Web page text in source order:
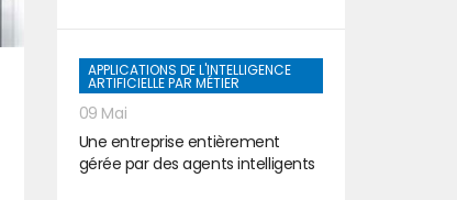
APPLICATIONS DE L'INTELLIGENCE
ARTIFICIELLE PAR MÉTIER
09 Mai
Une entreprise entièrement
gérée par des agents intelligents